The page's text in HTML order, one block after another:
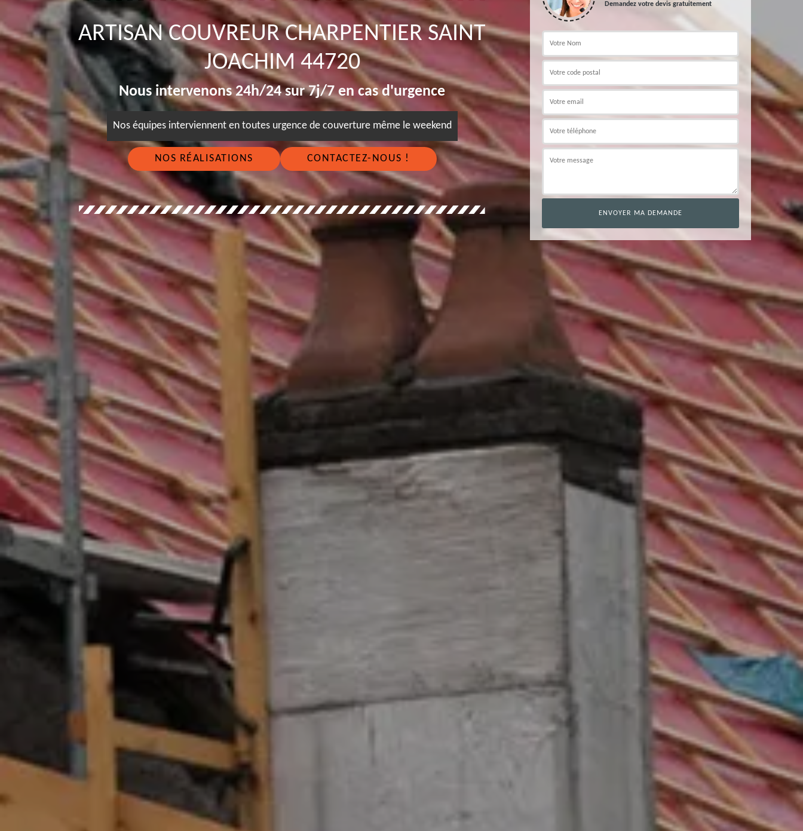
ARTISAN COUVREUR CHARPENTIER SAINT
JOACHIM 44720
Nous intervenons 24h/24 sur 7j/7 en cas d'urgence
Nos équipes interviennent en toutes urgence de couverture même le weekend
NOS RÉALISATIONS CONTACTEZ-NOUS !
Demandez votre devis gratuitement